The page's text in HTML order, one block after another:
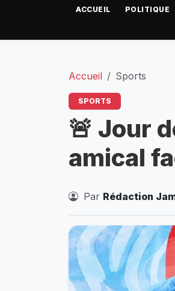
ACCUEIL POLITIQUE
Accueil Sports
SPORTS
🚨 Jour
amical
Par Rédaction